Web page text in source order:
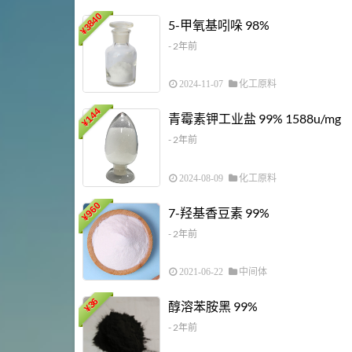
¥
3840 5-甲氧基吲哚 98%
- 2年前
2024-11-07 化工原料
¥
144 青霉素钾工业盐 99% 1588u/mg
- 2年前
2024-08-09 化工原料
¥
960 7-羟基香豆素 99%
- 2年前
2021-06-22 中间体
¥
36 醇溶苯胺黑 99%
- 2年前